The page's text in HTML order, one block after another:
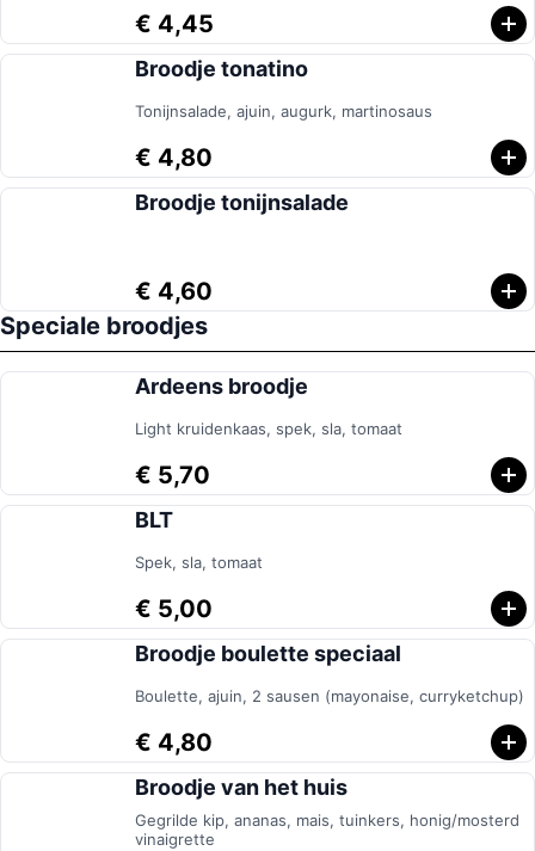
€ 4,45
Broodje tonatino
Tonijnsalade, ajuin, augurk, martinosaus
€ 4,80
Broodje tonijnsalade
€ 4,60
Speciale broodjes
Ardeens broodje
Light kruidenkaas, spek, sla, tomaat
€ 5,70
BLT
Spek, sla, tomaat
€ 5,00
Broodje boulette speciaal
Boulette, ajuin, 2 sausen (mayonaise, curryketchup)
€ 4,80
Broodje van het huis
Gegrilde kip, ananas, mais, tuinkers, honig/mosterd
vinaigrette